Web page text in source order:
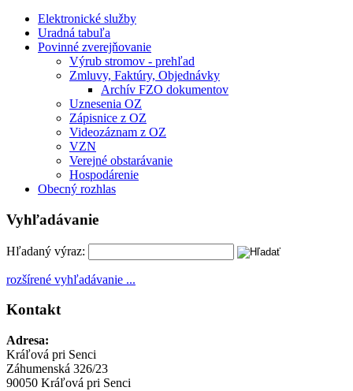
Elektronické služby
Uradná tabuľa
Povinné zverejňovanie
Výrub stromov - prehľad
Zmluvy, Faktúry, Objednávky
Archív FZO dokumentov
Uznesenia OZ
Zápisnice z OZ
Videozáznam z OZ
VZN
Verejné obstarávanie
Hospodárenie
Obecný rozhlas
Vyhľadávanie
Hľadaný výraz:
rozšírené vyhľadávanie ...
Kontakt
Adresa:
Kráľová pri Senci
Záhumenská 326/23
90050 Kráľová pri Senci